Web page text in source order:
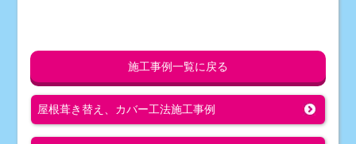
施工事例一覧に戻る
屋根葺き替え、カバー工法施工事例